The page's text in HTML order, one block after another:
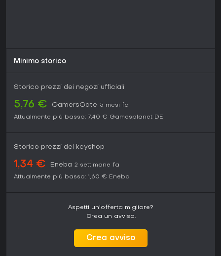
Minimo storico
Storico prezzi dei negozi ufficiali
5,76 € GamersGate 5 mesi fa
Attualmente più basso: 7,40 € Gamesplanet DE
Storico prezzi dei keyshop
1,34 € Eneba 2 settimane fa
Attualmente più basso: 1,60 € Eneba
Aspetti un'offerta migliore?
Crea un avviso.
Crea avviso